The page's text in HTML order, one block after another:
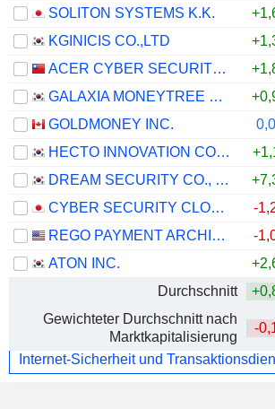
SOLITON SYSTEMS K.K.
KGINICIS CO.,LTD
ACER CYBER SECURITY INC.
GALAXIA MONEYTREE CO., LTD.
GOLDMONEY INC.
HECTO INNOVATION CO., LTD.
DREAM SECURITY CO., LTD.
CYBER SECURITY CLOUD, INC.
-
REGO PAYMENT ARCHITECTURES, INC.
-
ATON INC.
Durchschnitt
Gewichteter Durchschnitt nach
Marktkapitalisierung
-
Internet-Sicherheit und